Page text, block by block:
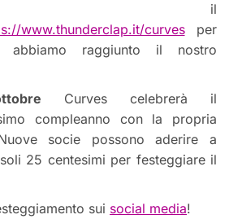
il
www.thunderclap.it/curvesper
abbiamo raggiunto il nostro
Curves celebrerà il
compleanno con la propria
socie possono aderire a
25 centesimi per festeggiare il
sui social media!